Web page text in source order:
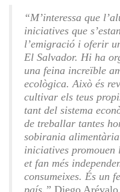
“M’interessa que
iniciatives que
l’emigració i oferir
El Salvador. Hi ha
una feina increïble
ecològica. Això és
cultivar els teus
tant del sistema
de treballar tantes
sobirania
iniciatives
et fan més
consumeixes. És un